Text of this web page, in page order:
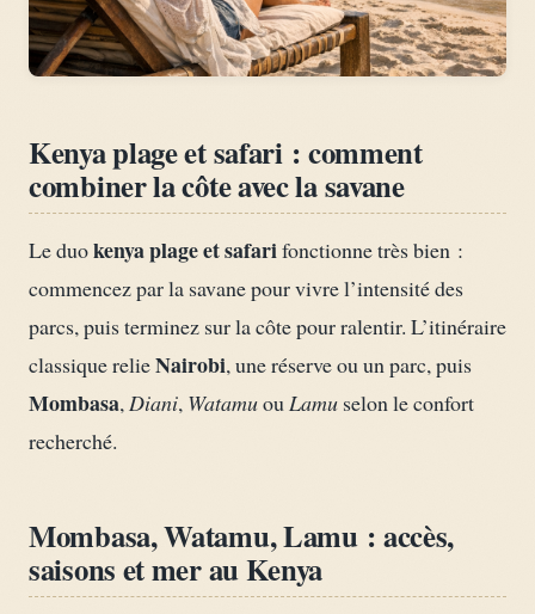
Kenya plage et safari : comment
combiner la côte avec la savane
Le duokenya plage et safarifonctionne très bien :
commencez par la savane pour vivre l’intensité des
parcs, puis terminez sur la côte pour ralentir. L’itinéraire
classique relieNairobi, une réserve ou un parc, puis
Mombasa, Diani, Watamuou Lamu selon le confort
recherché.
Mombasa, Watamu, Lamu : accès,
saisons et mer au Kenya